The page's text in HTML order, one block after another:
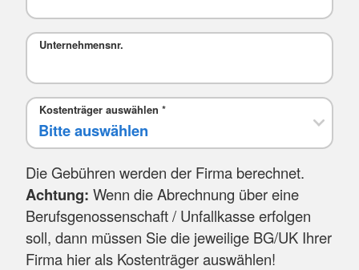
Mail
Unternehmensnr.
Kostenträger auswählen *
Die Gebühren werden der Firma berechnet.
Achtung: Wenn die Abrechnung über eine
Berufsgenossenschaft / Unfallkasse erfolgen
soll, dann müssen Sie die jeweilige BG/UK Ihrer
Firma hier als Kostenträger auswählen!